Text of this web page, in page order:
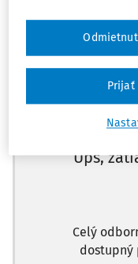
Ups,
Celý
Prijať